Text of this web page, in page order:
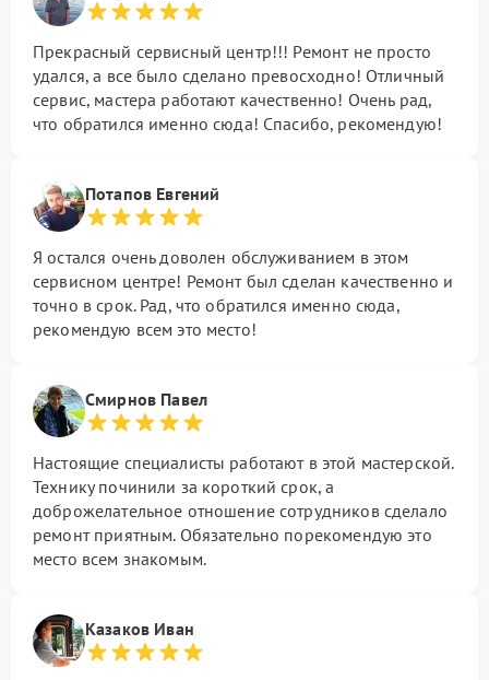
Прекрасный сервисный центр!!! Ремонт не просто
удался, а все было сделано превосходно! Отличный
сервис, мастера работают качественно! Очень рад,
что обратился именно сюда! Спасибо, рекомендую!
Потапов Евгений
Я остался очень доволен обслуживанием в этом
сервисном центре! Ремонт был сделан качественно и
точно в срок. Рад, что обратился именно сюда,
рекомендую всем это место!
Смирнов Павел
Настоящие специалисты работают в этой мастерской.
Технику починили за короткий срок, а
доброжелательное отношение сотрудников сделало
ремонт приятным. Обязательно порекомендую это
место всем знакомым.
Казаков Иван